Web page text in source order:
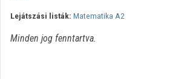
Lejátszási listák: Matematika A2
Minden jog fenntartva.